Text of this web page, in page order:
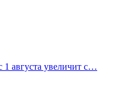
августа увеличит с…